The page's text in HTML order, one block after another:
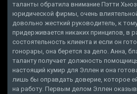
таланты обратила внимание Пэтти
юридической фирмы, очень
довольно жесткий руководитель, к
придерживается никаких принципов, в
состоятельность клиента и если он
гонорары, она берется за дело. Анна,
таланту получает должность
настоящий кумир для Эллен и она
лишь бы оправдать доверие, которое
на работу. Первым делом Эллен